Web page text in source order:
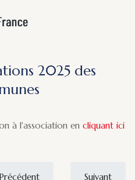
2025 des
à l'association encliquant ici
Précédent Suivant